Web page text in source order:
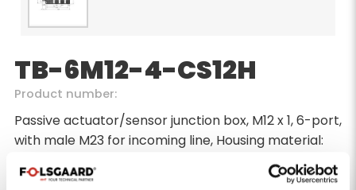
TB-6M12-4-CS12H
Product number:
Passive actuator/sensor junction box, M12 x 1, 6-port,
with male M23 for incoming line, Housing material:
Nylon, Housing color: black, Protection class IP67,
RoHS-compliant, CE compliant